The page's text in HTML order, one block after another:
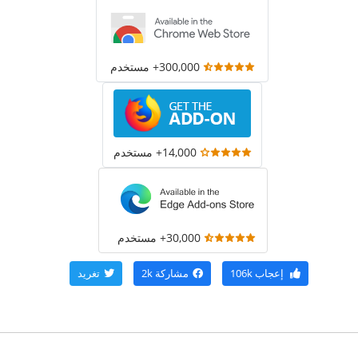
300,000+ مستخدم
14,000+ مستخدم
30,000+ مستخدم
إعجاب106k مشاركة 2k تغريد